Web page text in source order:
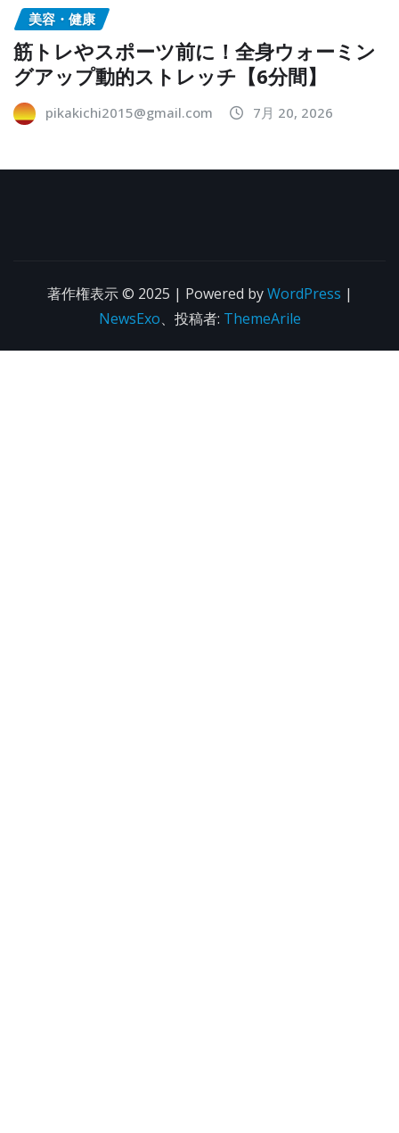
美容・健康
筋トレやスポーツ前に！全身ウォーミン
グアップ動的ストレッチ【6分間】
pikakichi2015@gmail.com 7月 20, 2026
著作権表示 © 2025 | Powered byWordPress |
NewsExo、投稿者: ThemeArile